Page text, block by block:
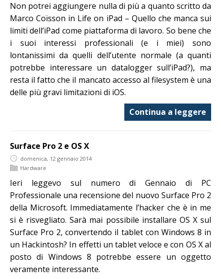
Non potrei aggiungere nulla di più a quanto scritto da
Marco Coïsson in Life on iPad – Quello che manca sui
limiti dell’iPad come piattaforma di lavoro. So bene che
i suoi interessi professionali (e i miei) sono
lontanissimi da quelli dell’utente normale (a quanti
potrebbe interessare un datalogger sull’iPad?), ma
resta il fatto che il mancato accesso al filesystem è una
delle più gravi limitazioni di iOS.
Continua a leggere
Surface Pro 2 e OS X
domenica, 12 gennaio 2014
Hardware
Ieri leggevo sul numero di Gennaio di PC
Professionale una recensione del nuovo Surface Pro 2
della Microsoft. Immediatamente l’hacker che è in me
si è risvegliato. Sarà mai possibile installare OS X sul
Surface Pro 2, convertendo il tablet con Windows 8 in
un Hackintosh? In effetti un tablet veloce e con OS X al
posto di Windows 8 potrebbe essere un oggetto
veramente interessante.